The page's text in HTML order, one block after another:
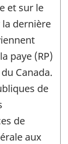
et sur le
dernière
paye (RP)
Canada.
de
de
aux